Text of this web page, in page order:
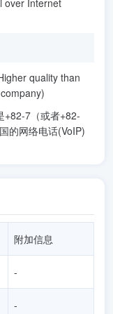
over Internet
quality than
+82-7（或者+82-
的网络电话(VoIP)
附加信息
-
-